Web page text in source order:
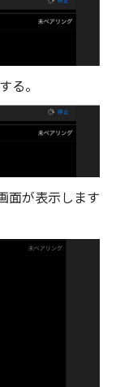
る。
面が表示します